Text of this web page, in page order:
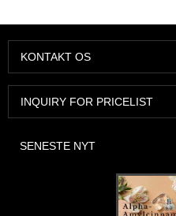
KONTAKT OS
INQUIRY FOR PRICELIST
SENESTE NYT